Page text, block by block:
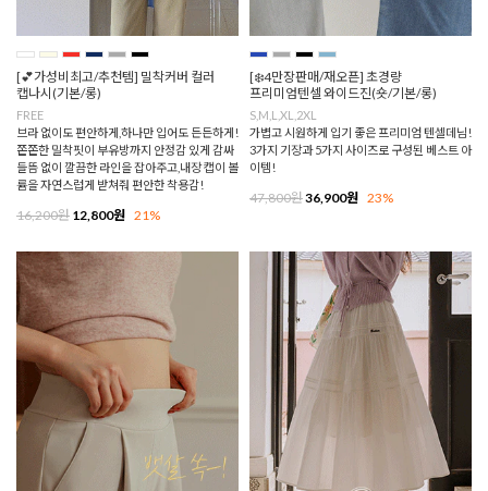
[💕가성비최고/추천템] 밀착커버 컬러
캡나시(기본/롱)
FREE
브라 없이도 편안하게,하나만 입어도 든든하게!
쫀쫀한 밀착핏이 부유방까지 안정감 있게 감싸
들뜸 없이 깔끔한 라인을 잡아주고,내장 캡이 볼
륨을 자연스럽게 받쳐줘 편안한 착용감!
16,200원 12,800원 21%
[❄️4만장판매/재오픈] 초경량
프리미엄텐셀 와이드진(숏/기본/롱)
S,M,L,XL,2XL
가볍고 시원하게 입기 좋은 프리미엄 텐셀데님!
3가지 기장과 5가지 사이즈로 구성된 베스트 아
이템!
47,800원36,900원 23%